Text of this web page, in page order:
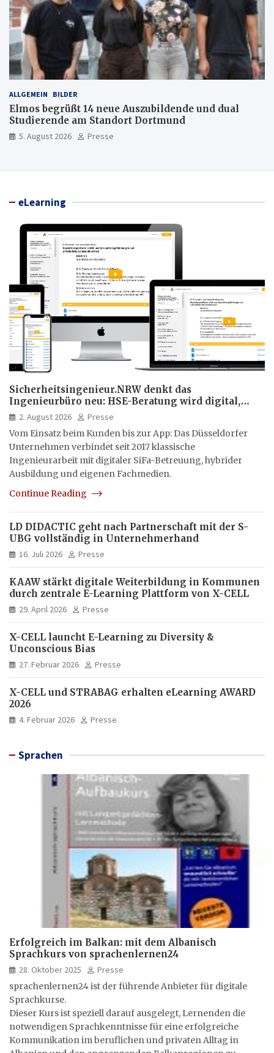
ALLGEMEIN BILDER
Elmos begrüßt 14 neue Auszubildende und dual
Studierende am Standort Dortmund
5. August 2026 Presse
eLearning
Sicherheitsingenieur.NRW denkt das
Ingenieurbüro neu: HSE-Beratung wird digital,
hybrid und multimedial
2. August 2026
Presse
Vom Einsatz beim Kunden bis zur App: Das Düsseldorfer
Unternehmen verbindet seit 2017 klassische
Ingenieurarbeit mit digitaler SiFa-Betreuung, hybrider
Ausbildung und eigenen Fachmedien.
Continue Reading
LD DIDACTIC geht nach Partnerschaft mit der S-
UBG vollständig in Unternehmerhand
16. Juli 2026 Presse
KAAW stärkt digitale Weiterbildung in Kommunen
durch zentrale E-Learning Plattform von X-CELL
29. April 2026 Presse
X-CELL launcht E-Learning zu Diversity &
Unconscious Bias
27. Februar 2026 Presse
X-CELL und STRABAG erhalten eLearning AWARD
2026
4. Februar 2026 Presse
Sprachen
Erfolgreich im Balkan: mit dem Albanisch
Sprachkurs von sprachenlernen24
28. Oktober 2025
Presse
sprachenlernen24 ist der führende Anbieter für digitale
Sprachkurse.
Dieser Kurs ist speziell darauf ausgelegt, Lernenden die
notwendigen Sprachkenntnisse für eine erfolgreiche
Kommunikation im beruflichen und privaten Alltag in